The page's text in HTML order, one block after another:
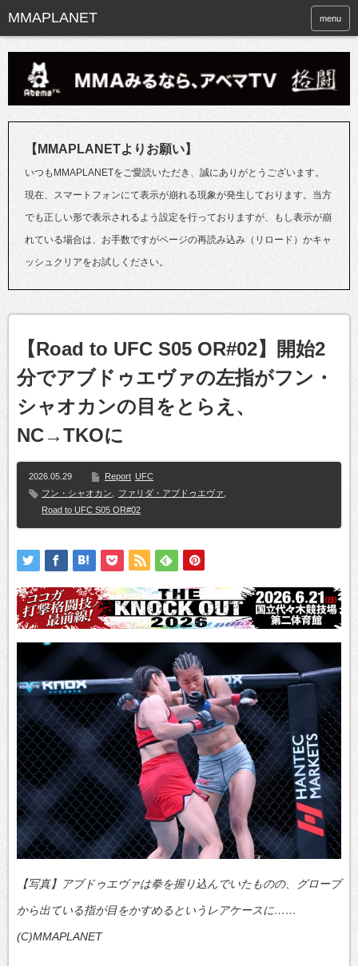
menu
【MMAPLANETよりお願い】
いつもMMAPLANETをご愛読いただき、誠にありがとうございます。
現在、スマートフォンにて表示が崩れる現象が発生しております。当方
でも正しい形で表示されるよう設定を行っておりますが、もし表示が崩
れている場合は、お手数ですがページの再読み込み（リロード）かキャ
ッシュクリアをお試しください。
【Road to UFC S05 OR#02】開始2
分でアブドゥエヴァの左指がフン・
シャオカンの目をとらえ、
NC→TKOに
2026.05.29 Report UFC
フン・シャオカン
ファリダ・アブドゥエヴァ
Road to UFC S05 OR#02
【写真】アブドゥエヴァは拳を握り込んでいたものの、グローブ
から出ている指が目をかすめるというレアケースに……
(C)MMAPLANET